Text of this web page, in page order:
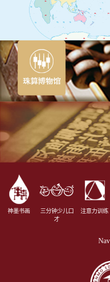
神墨书画
三分钟少儿口
才
注意力训练